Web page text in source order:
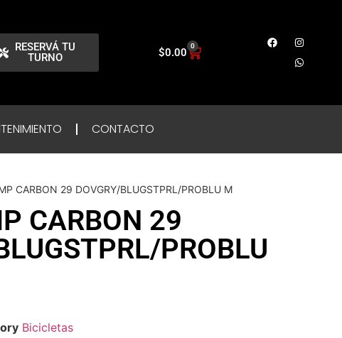
RESERVÁ TU
TURNO
$0.00 0
CONTACTO
CARBON 29 DOVGRY/BLUGSTPRL/PROBLU M
CARBON 29
PROBLU
Bicicletas